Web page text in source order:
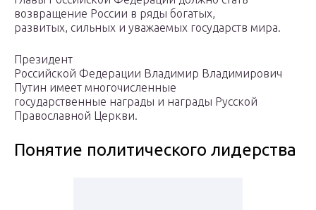
возвращение России в ряды богатых,
развитых, сильных и уважаемых государств мира.
Президент
Российской Федерации Владимир Владимирович
Путин имеет многочисленные
государственные награды и награды Русской
Православной Церкви.
Понятие политического лидерства